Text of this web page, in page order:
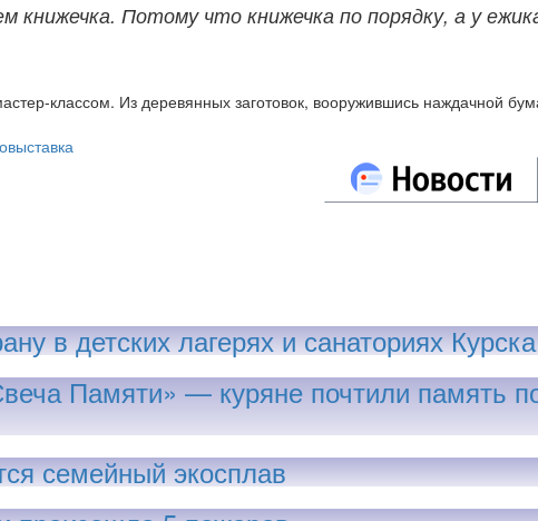
книжечка. Потому что книжечка по порядку, а у
классом. Из деревянных заготовок, вооружившись наждачной
выставка
в детских лагерях и санаториях Курска
Памяти» — куряне почтили память
семейный экосплав